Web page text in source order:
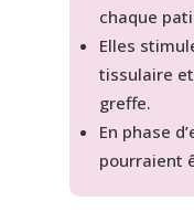
chaque
Elles
tissulaire
greffe.
En phase
pourraient